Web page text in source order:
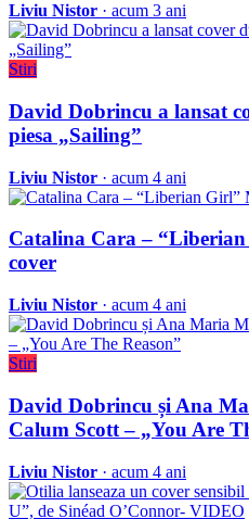
Liviu Nistor · acum 3 ani
Stiri
David Dobrincu a lansat
piesa „Sailing”
Liviu Nistor · acum 4 ani
Catalina Cara –
cover
Liviu Nistor · acum 4 ani
Stiri
David Dobrincu și Ana
Calum Scott – „You Are
Liviu Nistor · acum 4 ani